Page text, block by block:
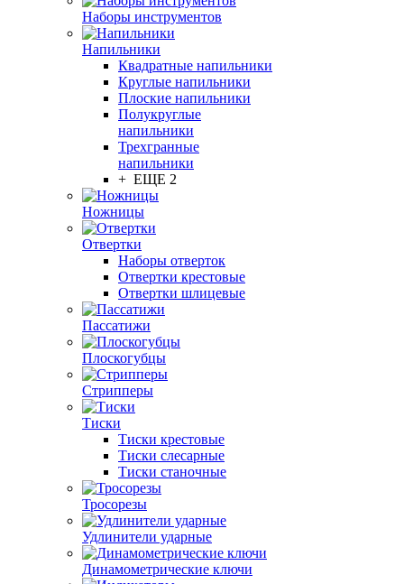
Наборы инструментов
Напильники
Квадратные напильники
Круглые напильники
Плоские напильники
Полукруглые
напильники
Трехгранные
напильники
+ ЕЩЕ 2
Ножницы
Отвертки
Наборы отверток
Отвертки крестовые
Отвертки шлицевые
Пассатижи
Плоскогубцы
Стрипперы
Тиски
Тиски крестовые
Тиски слесарные
Тиски станочные
Тросорезы
Удлинители ударные
Динамометрические ключи